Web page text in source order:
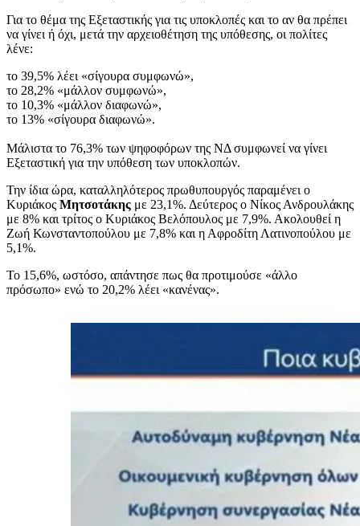
Για το θέμα της Εξεταστικής για τις υποκλοπές και το αν θα πρέπει
να γίνει ή όχι, μετά την αρχειοθέτηση της υπόθεσης, οι πολίτες
λένε:
το 39,5% λέει «σίγουρα συμφωνώ»,
το 28,2% «μάλλον συμφωνώ»,
το 10,3% «μάλλον διαφωνώ»,
το 13% «σίγουρα διαφωνώ».
Μάλιστα το 76,3% των ψηφοφόρων της ΝΔ συμφωνεί να γίνει
Εξεταστική για την υπόθεση των υποκλοπών.
Την ίδια ώρα, καταλληλότερος πρωθυπουργός παραμένει ο
Κυριάκος Μητσοτάκης με 23,1%. Δεύτερος ο Νίκος Ανδρουλάκης
με 8% και τρίτος ο Κυριάκος Βελόπουλος με 7,9%. Ακολουθεί η
Ζωή Κωνσταντοπούλου με 7,8% και η Αφροδίτη Λατινοπούλου με
5,1%.
Το 15,6%, ωστόσο, απάντησε πως θα προτιμούσε «άλλο
πρόσωπο» ενώ το 20,2% λέει «κανένας».